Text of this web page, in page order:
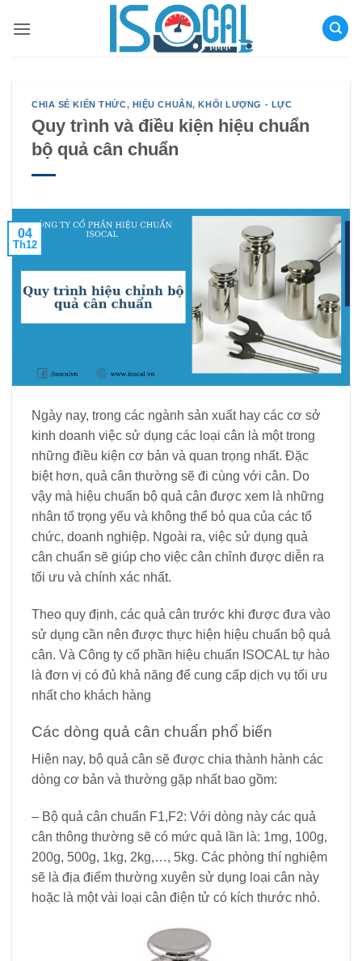
qua
CHIA SẺ KIẾN THỨC, HIỆU CHUẨN,KHỐI LƯỢNG - LỰC
Quy trình và điều kiện hiệu chuẩn
bộ quả cân chuẩn
04
Th12
Ngày nay, trong các ngành sản xuất hay các cơ sở
kinh doanh việc sử dụng các loại cân là một trong
những điều kiện cơ bản và quan trọng nhất. Đặc
biệt hơn, quả cân thường sẽ đi cùng với cân. Do
vậy mà hiệu chuẩn bộ quả cân được xem là những
nhân tố trọng yếu và không thể bỏ qua của các tổ
chức, doanh nghiệp. Ngoài ra, việc sử dụng quả
cân chuẩn sẽ giúp cho việc cân chỉnh được diễn ra
tối ưu và chính xác nhất.
Theo quy định, các quả cân trước khi được đưa vào
sử dụng cần nên được thực hiện hiệu chuẩn bộ quả
cân. Và Công ty cổ phần hiệu chuẩn ISOCAL tự hào
là đơn vị có đủ khả năng để cung cấp dịch vụ tối ưu
nhất cho khách hàng
Các dòng quả cân chuẩn phổ biến
Hiện nay, bộ quả cân sẽ được chia thành hành các
dòng cơ bản và thường gặp nhất bao gồm:
– Bộ quả cân chuẩn F1,F2: Với dòng này các quả
cân thông thường sẽ có mức quả lần là: 1mg, 100g,
200g, 500g, 1kg, 2kg,…, 5kg. Các phòng thí nghiệm
sẽ là địa điểm thường xuyên sử dụng loại cân này
hoặc là một vài loại cân điện tử có kích thước nhỏ.